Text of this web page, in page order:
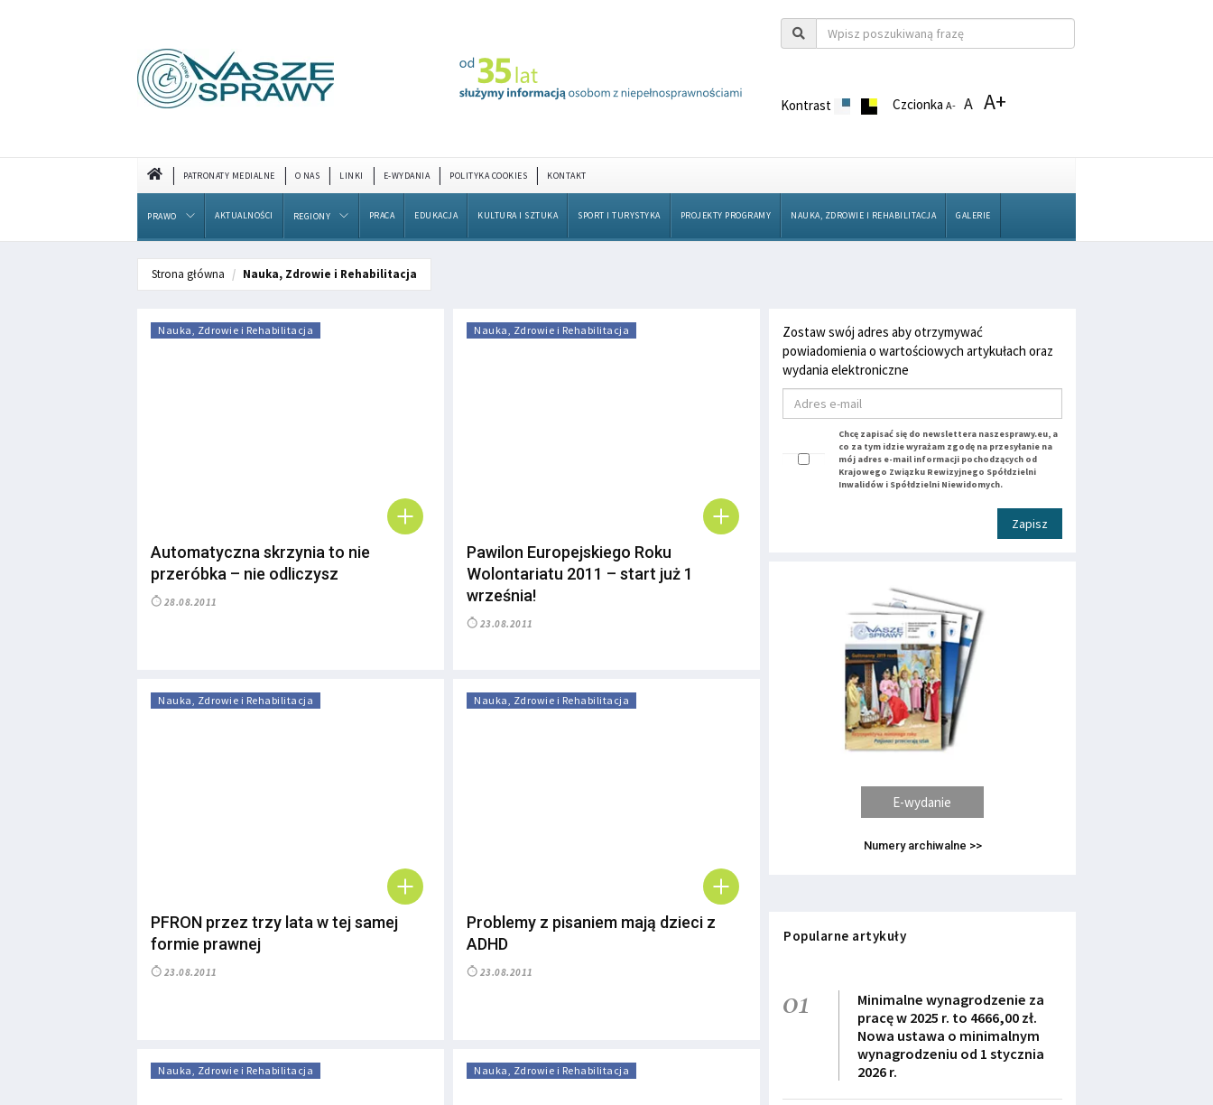
Kontrast CzcionkaA- A A+
PATRONATY MEDIALNE O NAS LINKI E-WYDANIA POLITYKA COOKIES KONTAKT
PRAWO AKTUALNOŚCI REGIONY PRACA EDUKACJA KULTURA I SZTUKA SPORT I TURYSTYKA PROJEKTY PROGRAMY NAUKA, ZDROWIE I REHABILITACJA GALERIE
Strona główna Nauka, Zdrowie i Rehabilitacja
Nauka, Zdrowie i Rehabilitacja
Automatyczna skrzynia to nie
przeróbka – nie odliczysz
28.08.2011
Nauka, Zdrowie i Rehabilitacja
Pawilon Europejskiego Roku
Wolontariatu 2011 – start już 1
września!
23.08.2011
Nauka, Zdrowie i Rehabilitacja
PFRON przez trzy lata w tej samej
formie prawnej
23.08.2011
Nauka, Zdrowie i Rehabilitacja
Problemy z pisaniem mają dzieci z
ADHD
23.08.2011
Nauka, Zdrowie i Rehabilitacja Nauka, Zdrowie i Rehabilitacja
Zostaw swój adres aby otrzymywać
powiadomienia o wartościowych artykułach oraz
wydania elektroniczne
Chcę zapisać się do newslettera naszesprawy.eu, a
co za tym idzie wyrażam zgodę na przesyłanie na
mój adres e-mail informacji pochodzących od
Krajowego Związku Rewizyjnego Spółdzielni
Inwalidów i Spółdzielni Niewidomych.
Zapisz
E-wydanie
Numery archiwalne >>
Popularne artykuły
01
Minimalne wynagrodzenie za
pracę w 2025 r. to 4666,00 zł.
Nowa ustawa o minimalnym
wynagrodzeniu od 1 stycznia
2026 r.